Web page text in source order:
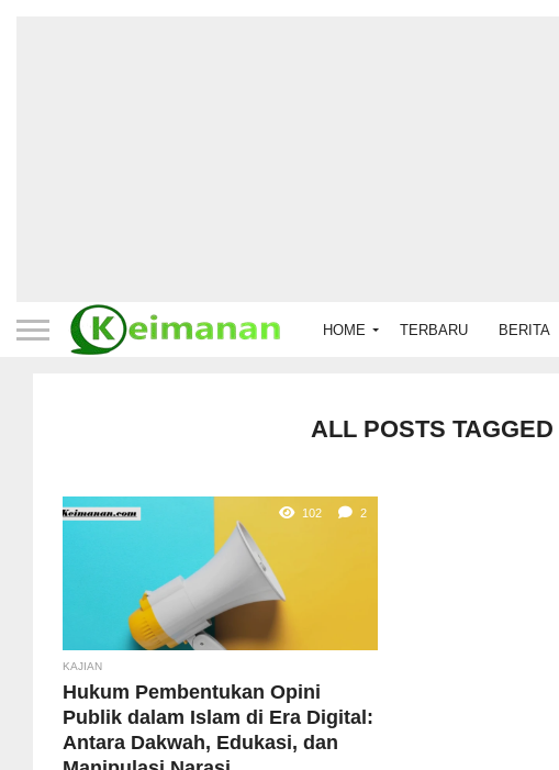
HOME TERBARU BERITA
ALL POSTS
102 2
KAJIAN
Hukum Pembentukan Opini
Publik dalam Islam di Era Digital:
Antara Dakwah, Edukasi, dan